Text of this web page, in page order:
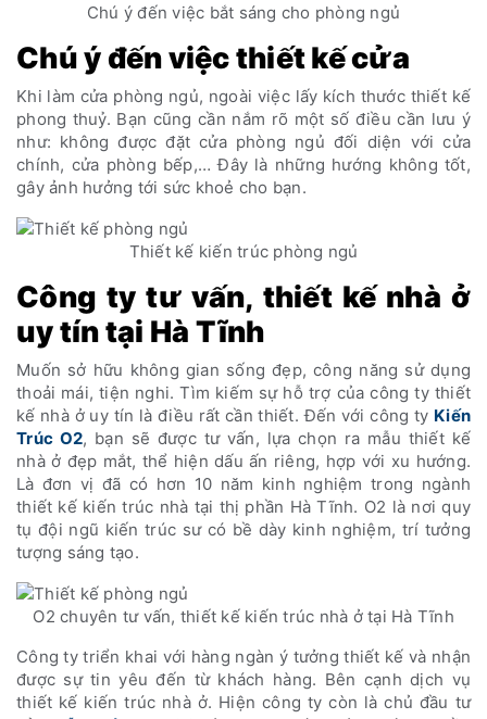
Chú ý đến việc bắt sáng cho phòng ngủ
Chú ý đến việc thiết kế cửa
Khi làm cửa phòng ngủ, ngoài việc lấy kích thước thiết kế
phong thuỷ. Bạn cũng cần nắm rõ một số điều cần lưu ý
như: không được đặt cửa phòng ngủ đối diện với cửa
chính, cửa phòng bếp,… Đây là những hướng không tốt,
gây ảnh hưởng tới sức khoẻ cho bạn.
Thiết kế kiến trúc phòng ngủ
Công ty tư vấn, thiết kế nhà ở
uy tín tại Hà Tĩnh
Muốn sở hữu không gian sống đẹp, công năng sử dụng
thoải mái, tiện nghi. Tìm kiếm sự hỗ trợ của công ty thiết
kế nhà ở uy tín là điều rất cần thiết. Đến với công ty Kiến
Trúc O2, bạn sẽ được tư vấn, lựa chọn ra mẫu thiết kế
nhà ở đẹp mắt, thể hiện dấu ấn riêng, hợp với xu hướng.
Là đơn vị đã có hơn 10 năm kinh nghiệm trong ngành
thiết kế kiến trúc nhà tại thị phần Hà Tĩnh. O2 là nơi quy
tụ đội ngũ kiến trúc sư có bề dày kinh nghiệm, trí tưởng
tượng sáng tạo.
O2 chuyên tư vấn, thiết kế kiến trúc nhà ở tại Hà Tĩnh
Công ty triển khai với hàng ngàn ý tưởng thiết kế và nhận
được sự tin yêu đến từ khách hàng. Bên cạnh dịch vụ
thiết kế kiến trúc nhà ở. Hiện công ty còn là chủ đầu tư